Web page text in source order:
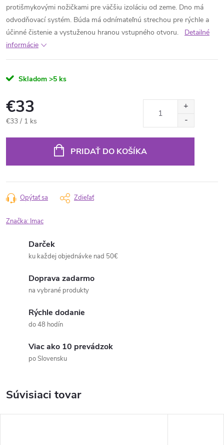
protišmykovými nožičkami pre väčšiu izoláciu od zeme. Dno má
odvodňovací systém. Búda má odnímateľnú strechou pre rýchle a
účinné čistenie a vystuženou hranou vstupného otvoru.
Detailné
informácie
Skladom >5 ks
€33
Jednotková
€33 / 1 ks
PRIDAŤ DO KOŠÍKA
Opýtať sa Zdieľať
Značka: Imac
Darček
ku každej objednávke nad 50€
Doprava zadarmo
na vybrané produkty
Rýchle dodanie
do 48 hodín
Viac ako 10 prevádzok
po Slovensku
Súvisiaci tovar